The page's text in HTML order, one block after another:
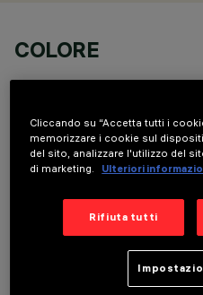
COLORE
COMPONENTI
Cliccando su “Accetta tutti i
memorizzare i cookie sul
del sito, analizzare l'utilizzo del
di marketing.
Ulteriori
Rifiuta tutti